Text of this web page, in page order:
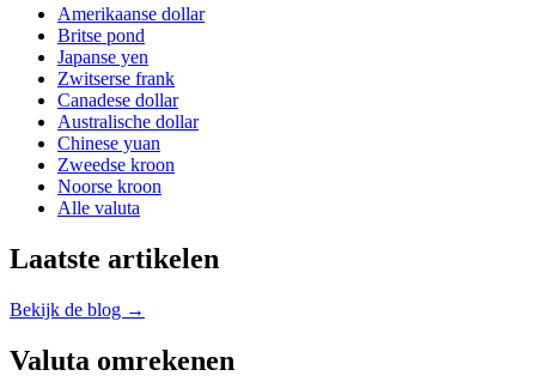
Amerikaanse dollar
Britse pond
Japanse yen
Zwitserse frank
Canadese dollar
Australische dollar
Chinese yuan
Zweedse kroon
Noorse kroon
Alle valuta
Laatste artikelen
Bekijk de blog →
Valuta omrekenen